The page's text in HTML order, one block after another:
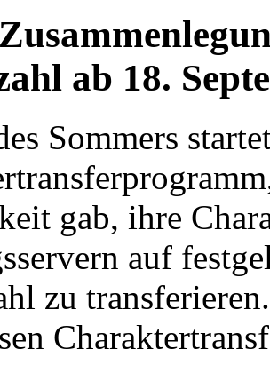
ab 18.
Sommers
gab, ihre
auf
zu